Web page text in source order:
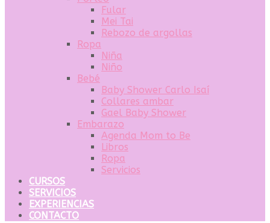
Fular
Mei Tai
Rebozo de argollas
Ropa
Niña
Niño
Bebé
Baby Shower Carlo Isaí
Collares ambar
Gael Baby Shower
Embarazo
Agenda Mom to Be
Libros
Ropa
Servicios
CURSOS
SERVICIOS
EXPERIENCIAS
CONTACTO